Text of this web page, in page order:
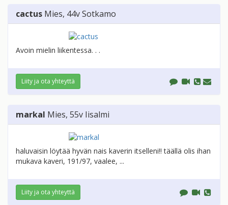
cactus Mies, 44vSotkamo
Avoin mielin liikentessa. . .
Liity ja ota yhteyttä
markal Mies, 55v Iisalmi
haluvaisin löytää hyvän nais kaverin itselleni!! täällä olis ihan
mukava kaveri, 191/97, vaalee, ...
Liity ja ota yhteyttä